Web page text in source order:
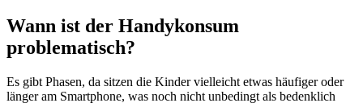
Wann ist der Handykonsum
problematisch?
Es gibt Phasen, da sitzen die Kinder vielleicht etwas häufiger oder
länger am Smartphone, was noch nicht unbedingt als bedenklich